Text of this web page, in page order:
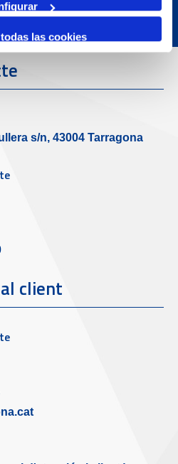
las cookies
s/n, 43004 Tarragona
client